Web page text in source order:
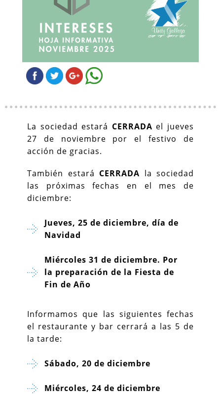
La sociedad estará CERRADA el jueves
27 de noviembre por el festivo de
acción de gracias.
También estará CERRADA la sociedad
las próximas fechas en el mes de
diciembre:
Jueves, 25 de diciembre, día de
Navidad
Miércoles 31 de diciembre. Por
la preparación de la Fiesta de
Fin de Año
Informamos que las siguientes fechas
el restaurante y bar cerrará a las 5 de
la tarde:
Sábado, 20 de diciembre
Miércoles, 24 de diciembre